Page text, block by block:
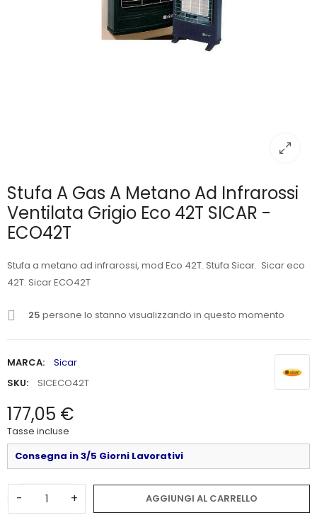
Stufa A Gas A Metano Ad Infrarossi
Ventilata Grigio Eco 42T SICAR -
ECO42T
Stufa a metano ad infrarossi, mod Eco 42T. Stufa Sicar. Sicar eco
42T. Sicar ECO42T
25 persone lo stanno visualizzando in questo momento
MARCA:
Sicar
SKU:
SICECO42T
177,05 €
Tasse incluse
Consegna in 3/5 Giorni Lavorativi
- + AGGIUNGI AL CARRELLO